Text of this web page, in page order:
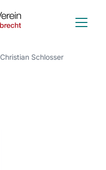
Deutscher
Anwalt
Verein
Christian Schlosser